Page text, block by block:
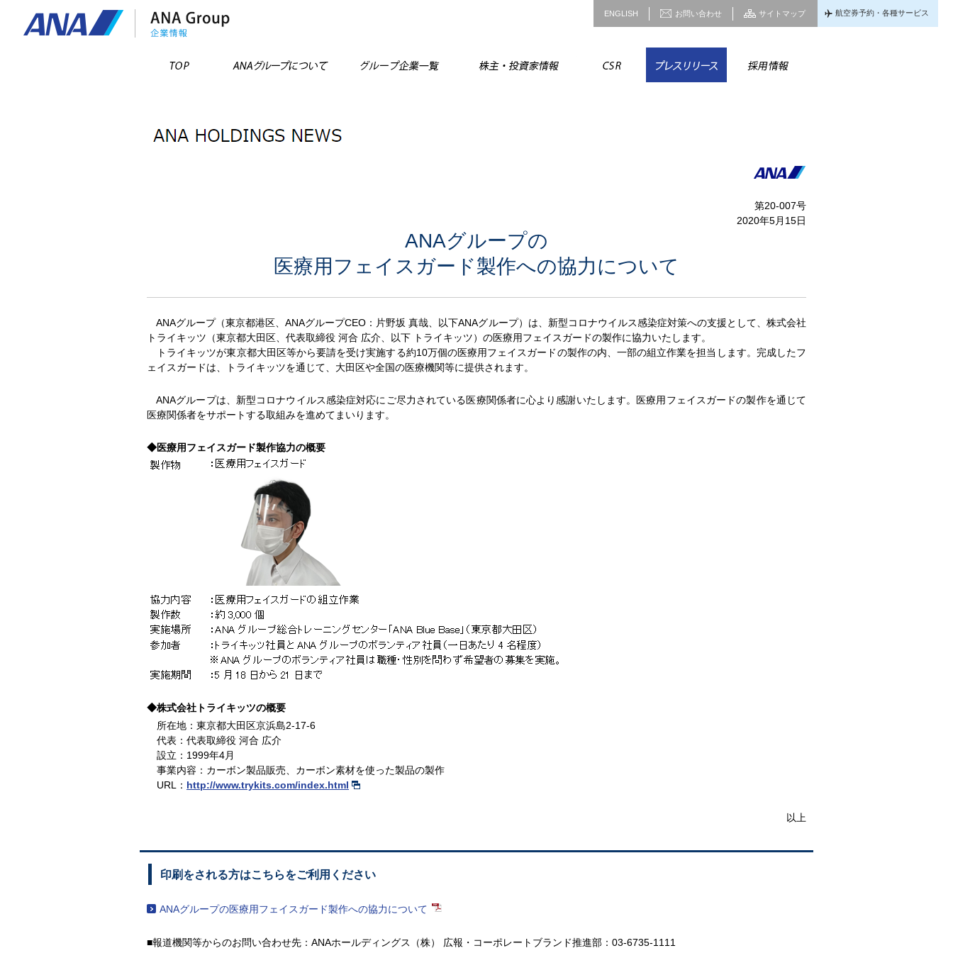
ENGLISH お問い合わせ サイトマップ 航空券予約・各種サービス
第20-007号
2020年5月15日
ANAグループの
医療用フェイスガード製作への協力について
ANAグループ（東京都港区、ANAグループCEO：片野坂 真哉、以下ANAグループ）は、新型コロナウイルス感染症対策への支援として、株式会社
トライキッツ（東京都大田区、代表取締役 河合 広介、以下 トライキッツ）の医療用フェイスガードの製作に協力いたします。
トライキッツが東京都大田区等から要請を受け実施する約10万個の医療用フェイスガードの製作の内、一部の組立作業を担当します。完成したフ
ェイスガードは、トライキッツを通じて、大田区や全国の医療機関等に提供されます。
ANAグループは、新型コロナウイルス感染症対応にご尽力されている医療関係者に心より感謝いたします。医療用フェイスガードの製作を通じて
医療関係者をサポートする取組みを進めてまいります。
◆医療用フェイスガード製作協力の概要
◆株式会社トライキッツの概要
所在地：東京都大田区京浜島2-17-6
代表：代表取締役 河合 広介
設立：1999年4月
事業内容：カーボン製品販売、カーボン素材を使った製品の製作
URL： http://www.trykits.com/index.html
以上
印刷をされる方はこちらをご利用ください
ANAグループの医療用フェイスガード製作への協力について
■報道機関等からのお問い合わせ先： ANAホールディングス（株） 広報・コーポレートブランド推進部： 03-6735-1111